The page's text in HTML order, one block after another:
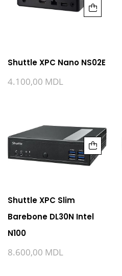
Shuttle XPC Nano NS02E
4.100,00 MDL
Shuttle XPC Slim
Barebone DL30N Intel
N100
8.600,00 MDL